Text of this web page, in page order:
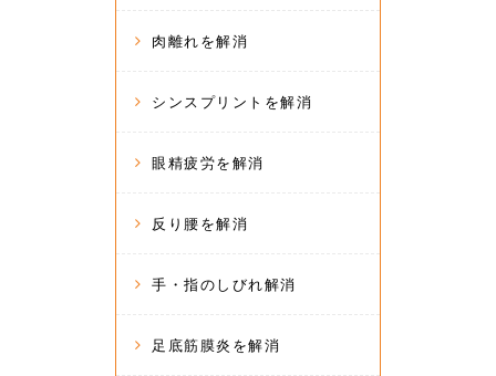
肉離れを解消
シンスプリントを解消
眼精疲労を解消
反り腰を解消
手・指のしびれ解消
足底筋膜炎を解消